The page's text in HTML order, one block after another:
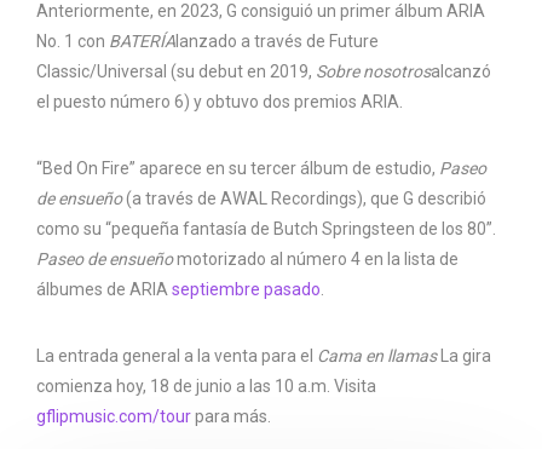
Anteriormente, en 2023, G consiguió un primer álbum ARIA
No. 1 con BATERÍA lanzado a través de Future
Classic/Universal (su debut en 2019, Sobre nosotrosalcanzó
el puesto número 6) y obtuvo dos premios ARIA.
“Bed On Fire” aparece en su tercer álbum de estudio, Paseo
de ensueño(a través de AWAL Recordings), que G describió
como su “pequeña fantasía de Butch Springsteen de los 80”.
Paseo de ensueñomotorizado al número 4 en la lista de
álbumes de ARIAseptiembre pasado.
La entrada general a la venta para el Cama en llamasLa gira
comienza hoy, 18 de junio a las 10 a.m. Visita
gflipmusic.com/tourpara más.